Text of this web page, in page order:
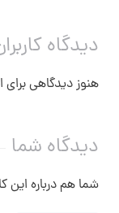
دیدگاه
هنوز دیدگاهی
دیدگاه شما
شما هم درباره این